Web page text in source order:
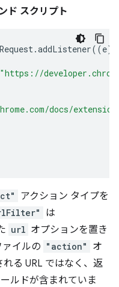
ド スクリプト
.addListener((e)
"https://
docs/
アクション タイプを
は
url オプションを置き
イルの "action"
オ
る URL ではなく、返
ルドが含まれていま